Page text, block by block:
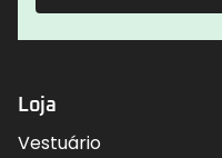
Loja
Vestuário